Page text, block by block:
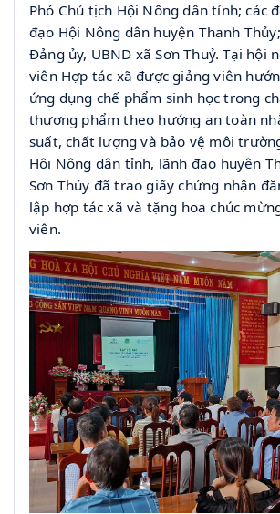
Phó Chủ tịch Hội Nông dân tỉnh; các
đạo Hội Nông dân huyện Thanh
Đảng ủy, UBND xã Sơn Thuỷ. Tại hội
viên Hợp tác xã được giảng viên
ứng dụng chế phẩm sinh học trong
thương phẩm theo hướng an toàn
suất, chất lượng và bảo vệ môi
Hội Nông dân tỉnh, lãnh đạo huyện
Sơn Thủy đã trao giấy chứng nhận
lập hợp tác xã và tặng hoa chúc
viên.